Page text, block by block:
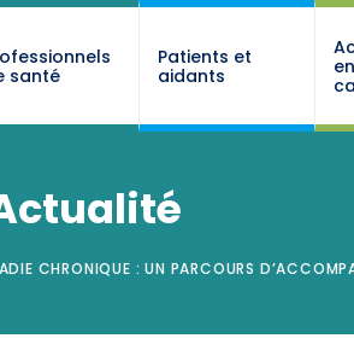
santé
Patients et
aidants
en
CHRONIQUE : UN PARCOURS